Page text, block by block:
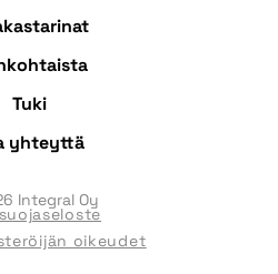
Tuki
yhteyttä
Integral Oy
oikeudet